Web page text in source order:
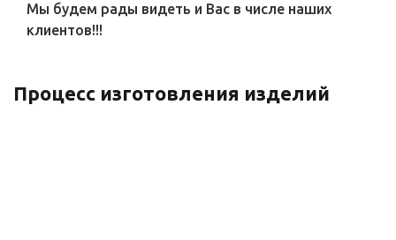
Мы будем рады видеть и Вас в числе наших
клиентов!!!
Процесс изготовления изделий